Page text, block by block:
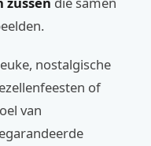
nostalgische
of
van